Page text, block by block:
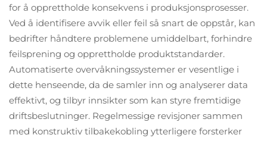
for å opprettholde konsekvens i produksjonsprosesser.
Ved å identifisere avvik eller feil så snart de oppstår, kan
bedrifter håndtere problemene umiddelbart, forhindre
feilsprening og opprettholde produktstandarder.
Automatiserte overvåkningssystemer er vesentlige i
dette henseende, da de samler inn og analyserer data
effektivt, og tilbyr innsikter som kan styre fremtidige
driftsbeslutninger. Regelmessige revisjoner sammen
med konstruktiv tilbakekobling ytterligere forsterker